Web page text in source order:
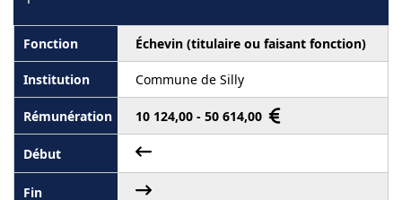
Échevin (titulaire ou faisant fonction)
Commune de Silly
10 124,00 - 50 614,00